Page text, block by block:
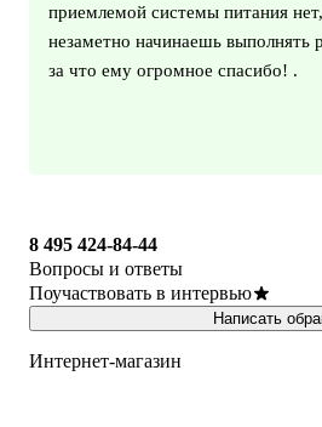
приемлемой системы питания
незаметно начинаешь выполнять
за что ему огромное спасибо! .
8 495 424-84-44
Вопросы и ответы
Поучаствовать в интервью
Написать
Интернет-магазин